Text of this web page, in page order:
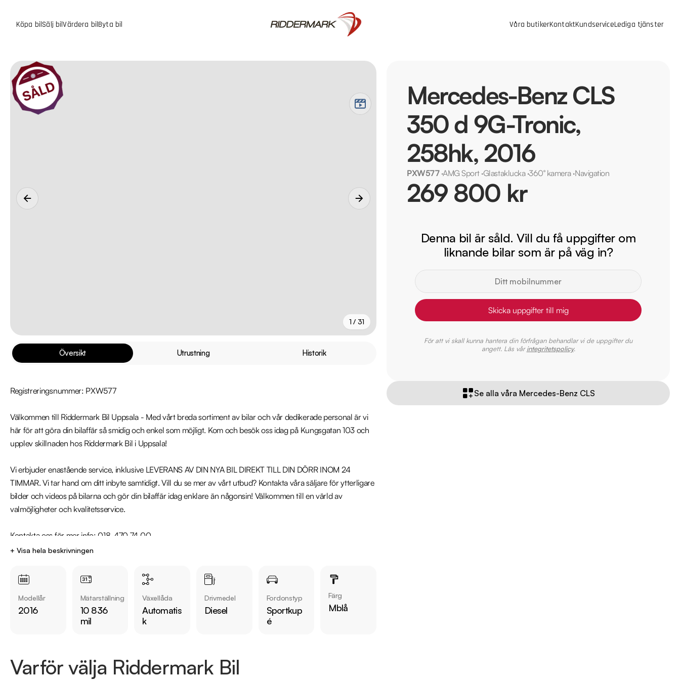
Köpa bilSälj bilVärdera bilByta bil Våra butikerKontaktKundserviceLediga tjänster
1 / 31
Översikt Utrustning Historik
Registreringsnummer: PXW577
Välkommen till Riddermark Bil Uppsala - Med vårt breda sortiment av bilar och vår dedikerade personal är vi
här för att göra din bilaffär så smidig och enkel som möjligt. Kom och besök oss idag på Kungsgatan 103 och
upplev skillnaden hos Riddermark Bil i Uppsala!
Vi erbjuder enastående service, inklusive LEVERANS AV DIN NYA BIL DIREKT TILL DIN DÖRR INOM 24
TIMMAR. Vi tar hand om ditt inbyte samtidigt. Vill du se mer av vårt utbud? Kontakta våra säljare för ytterligare
bilder och videos på bilarna och gör din bilaffär idag enklare än någonsin! Välkommen till en värld av
valmöjligheter och kvalitetsservice.
Kontakta oss för mer info: 018-470 74 00
https://www.riddermarkbil.se/kopa-bil/?series=cls
Övrig information om bilen:
Årsskatt på endast 2719:-
Vid blandad körning är förbrukning endast 0,54l/Mil
+ Visa hela beskrivningen
Modellår
2016
Mätarställning
10 836
mil
Växellåda
Automatis
k
Drivmedel
Diesel
Fordonstyp
Sportkup
é
Färg
Mblå
Varför välja Riddermark Bil
Mercedes-Benz CLS
350 d 9G-Tronic,
258hk, 2016
PXW577·AMG Sport·Glastaklucka·360° kamera·Navigation
269 800 kr
Denna bil är såld. Vill du få uppgifter om
liknande bilar som är på väg in?
Skicka uppgifter till mig
För att vi skall kunna hantera din förfrågan behandlar vi de uppgifter du
angett. Läs vårintegritetspolicy.
Se alla våra Mercedes-Benz CLS